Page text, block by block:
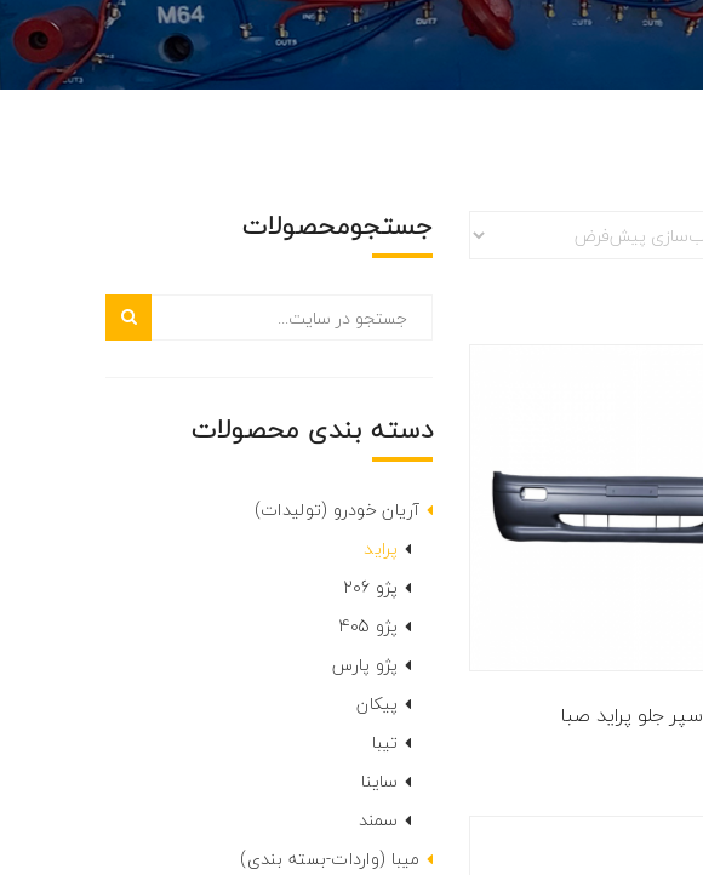
سپر جلو پراید صبا
جستجومحصولات
دسته بندی محصولات
آریان خودرو (تولیدات)
پراید
پژو 206
پژو 405
پژو پارس
پیکان
تیبا
ساینا
سمند
میبا (واردات-بسته بندی)